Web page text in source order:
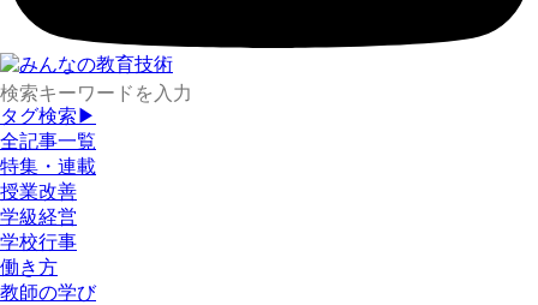
タグ検索▶
全記事一覧
特集・連載
授業改善
学級経営
学校行事
働き方
教師の学び